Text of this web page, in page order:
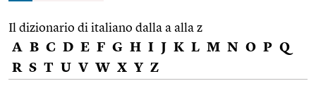
Il dizionario di italiano dalla a alla z
A B C D E F G H I J K L M N O P Q
R S T U V W X Y Z